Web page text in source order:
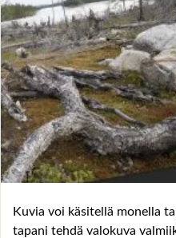
Kuvia voi käsitellä monella
tapani tehdä valokuva